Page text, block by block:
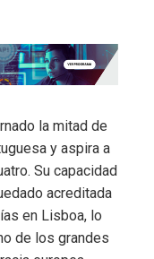
la mitad de
y aspira a
Su capacidad
acreditada
en Lisboa, lo
de los grandes